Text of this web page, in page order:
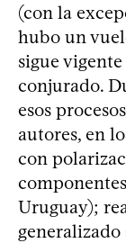
(con la
hubo un
sigue
conjurado.
esos
autores, en
con
Uruguay);